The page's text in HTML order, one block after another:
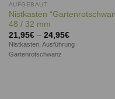
AUFGEBAUT
Nistkasten
48 / 32 mm
21,95€– 24,95€
Nistkasten, Ausführung
Gartenrotschwanz